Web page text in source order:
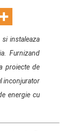
si instaleaza
Furnizand
proiecte de
inconjurator
energie cu